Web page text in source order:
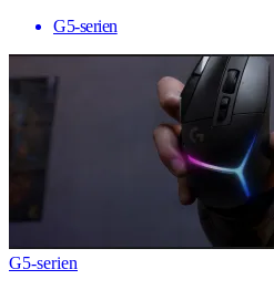
G5-serien
G5-serien